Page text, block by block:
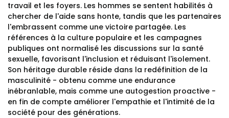
travail et les foyers. Les hommes se sentent habilités à
chercher de l'aide sans honte, tandis que les partenaires
l'embrassent comme une victoire partagée. Les
références à la culture populaire et les campagnes
publiques ont normalisé les discussions sur la santé
sexuelle, favorisant l'inclusion et réduisant l'isolement.
Son héritage durable réside dans la redéfinition de la
masculinité - obtenu comme une endurance
inébranlable, mais comme une autogestion proactive -
en fin de compte améliorer l'empathie et l'intimité de la
société pour des générations.